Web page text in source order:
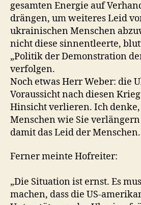
gesamten Energie auf
drängen, um weiteres Leid
ukrainischen Menschen
nicht diese sinnentleerte,
„Politik der Demonstration
verfolgen.
Noch etwas Herr Weber: die
Voraussicht nach diesen
Hinsicht verlieren. Ich denke,
Menschen wie Sie
damit das Leid der Menschen.
Ferner meinte Hofreiter:
„Die Situation ist ernst. Es
machen, dass die US-